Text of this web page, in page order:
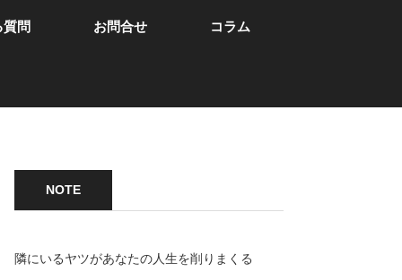
問 お問合せ コラム
NOTE
隣にいるヤツがあなたの人生を削りまくる